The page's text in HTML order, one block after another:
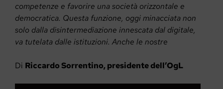
competenze e favorire una società orizzontale e
democratica. Questa funzione, oggi minacciata non
solo dalla disintermediazione innescata dal digitale,
va tutelata dalle istituzioni. Anche le nostre
Di Riccardo Sorrentino, presidente dell’OgL